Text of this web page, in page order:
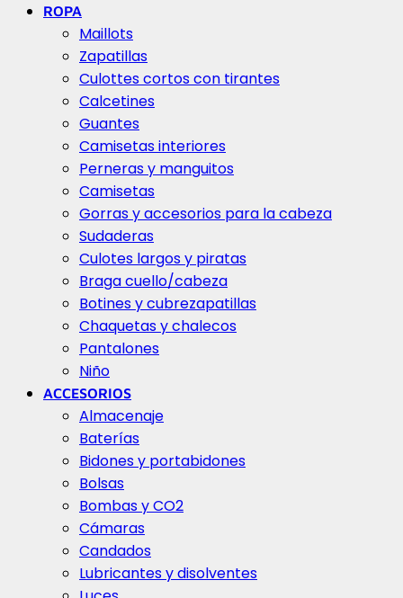
ROPA
Maillots
Zapatillas
Culottes cortos con tirantes
Calcetines
Guantes
Camisetas interiores
Perneras y manguitos
Camisetas
Gorras y accesorios para la cabeza
Sudaderas
Culotes largos y piratas
Braga cuello/cabeza
Botines y cubrezapatillas
Chaquetas y chalecos
Pantalones
Niño
ACCESORIOS
Almacenaje
Baterías
Bidones y portabidones
Bolsas
Bombas y CO2
Cámaras
Candados
Lubricantes y disolventes